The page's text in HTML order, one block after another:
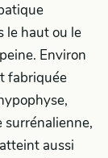
le haut ou le
Environ
fabriquée
surrénalienne,
aussi